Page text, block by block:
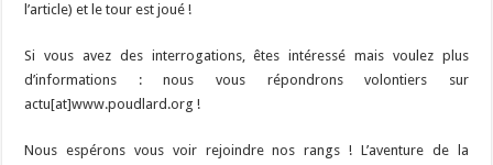
l’article) et le tour est joué !
Si vous avez des interrogations, êtes intéressé mais voulez plus
d’informations : nous vous répondrons volontiers sur
actu[at]www.poudlard.org !
Nous espérons vous voir rejoindre nos rangs ! L’aventure de la